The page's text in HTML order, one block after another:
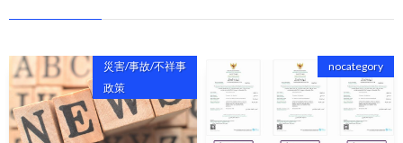
災害/事故/不祥事
政策
nocategory